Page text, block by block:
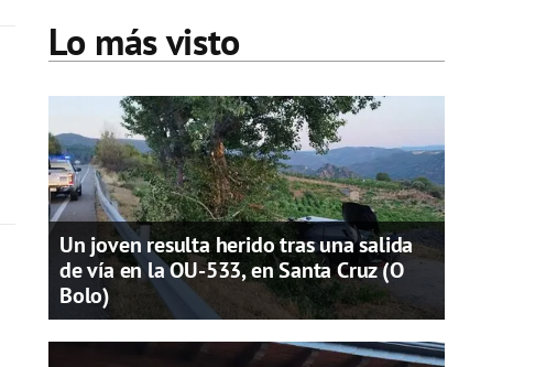
Lo más visto
Un joven resulta herido tras una salida
de vía en la OU-533, en Santa Cruz (O
Bolo)